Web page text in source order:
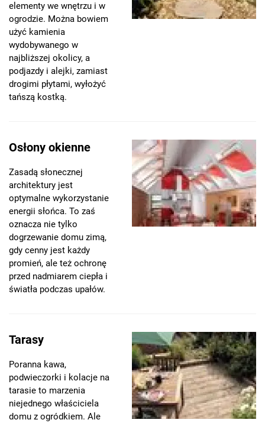
elementy we wnętrzu i w
ogrodzie. Można bowiem
użyć kamienia
wydobywanego w
najbliższej okolicy, a
podjazdy i alejki, zamiast
drogimi płytami, wyłożyć
tańszą kostką.
Osłony okienne
Zasadą słonecznej
architektury jest
optymalne wykorzystanie
energii słońca. To zaś
oznacza nie tylko
dogrzewanie domu zimą,
gdy cenny jest każdy
promień, ale też ochronę
przed nadmiarem ciepła i
światła podczas upałów.
Tarasy
Poranna kawa,
podwieczorki i kolacje na
tarasie to marzenia
niejednego właściciela
domu z ogródkiem. Ale